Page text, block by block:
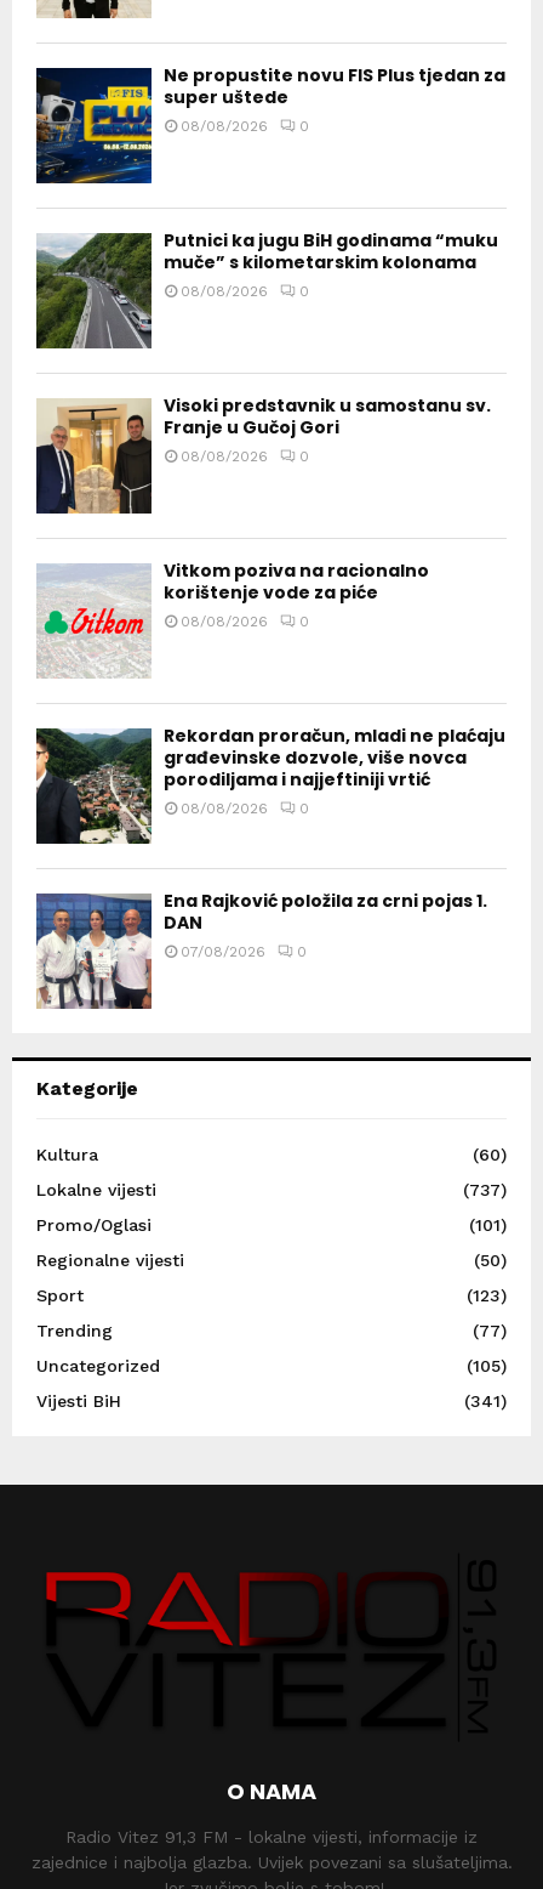
Ne propustite novu FIS Plus tjedan za
super uštede
08/08/2026 0
Putnici ka jugu BiH godinama “muku
muče” s kilometarskim kolonama
08/08/2026 0
Visoki predstavnik u samostanu sv.
Franje u Gučoj Gori
08/08/2026 0
Vitkom poziva na racionalno
korištenje vode za piće
08/08/2026 0
Rekordan proračun, mladi ne plaćaju
građevinske dozvole, više novca
porodiljama i najjeftiniji vrtić
08/08/2026 0
Ena Rajković položila za crni pojas 1.
DAN
07/08/2026 0
Kategorije
Kultura
(60)
Lokalne vijesti
(737)
Promo/Oglasi
(101)
Regionalne vijesti
(50)
Sport
(123)
Trending
(77)
Uncategorized
(105)
Vijesti BiH
(341)
O NAMA
Radio Vitez 91,3 FM - lokalne vijesti, informacije iz
zajednice i najbolja glazba. Uvijek povezani sa slušateljima.